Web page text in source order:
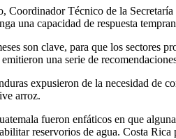
Coordinador Técnico de la
una capacidad de respuesta
son clave, para que los sectores
una serie de
expusieron de la necesidad de
arroz.
fueron enfáticos en que
reservorios de agua. Costa